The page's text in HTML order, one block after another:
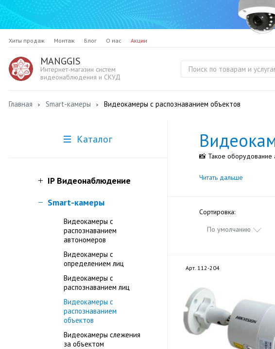
Хиты продаж Монтаж Блог О нас Акции
MANGGIS
Интернет-магазин систем
видеонаблюдения и СКУД
Главная Smart-камеры Видеокамеры с распознаванием объектов
Каталог
IP Видеонаблюдение
Smart-камеры
Видеокамеры с
распознаванием
автономеров
Видеокамеры с
определением лиц
Видеокамеры с
распознаванием лиц
Видеокамеры с
распознаванием
объектов
Видеокамеры слежения
за объектом
📸 Такое оборудование
Читать дальше
Сортировка:
По умолчанию
Арт. 112-204